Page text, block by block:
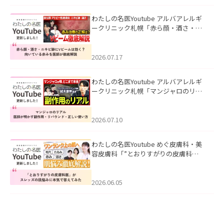
わたしの名医Youtube アルバアレルギ
ークリニック札幌「赤ら顔・酒さ・ニ
した。
2026.07.17
わたしの名医Youtube アルバアレルギ
ークリニック札幌「マンジャロのリア
た。
2026.07.10
わたしの名医Youtube めぐ皮膚科・美
容皮膚科「”とおりすがりの皮膚科
2026.06.05